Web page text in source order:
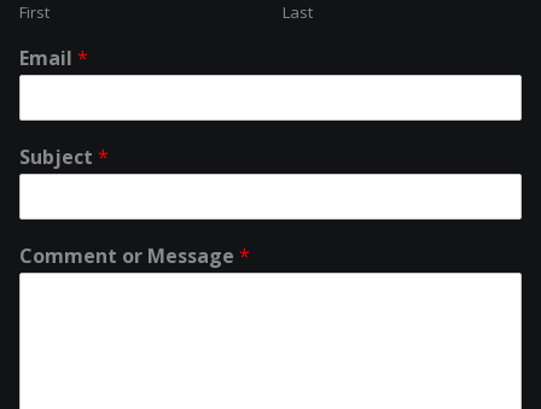
First Last
Email *
Subject *
Comment or Message *